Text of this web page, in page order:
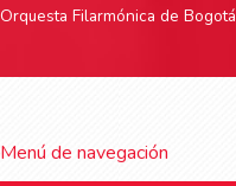
Orquesta Filarmónica de Bogotá
Menú de navegación